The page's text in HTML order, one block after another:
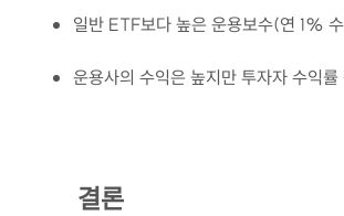
일반 ETF보다 높은 운용보수(연 1%
운용사의 수익은 높지만 투자자 수익률
결론